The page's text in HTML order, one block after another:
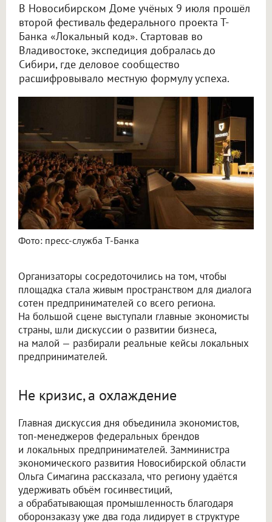
В Новосибирском Доме учёных 9 июля прошёл
второй фестиваль федерального проекта Т-
Банка «Локальный код». Стартовав во
Владивостоке, экспедиция добралась до
Сибири, где деловое сообщество
расшифровывало местную формулу успеха.
Фото: пресс-служба Т-Банка
Организаторы сосредоточились на том, чтобы
площадка стала живым пространством для диалога
сотен предпринимателей со всего региона.
На большой сцене выступали главные экономисты
страны, шли дискуссии о развитии бизнеса,
на малой — разбирали реальные кейсы локальных
предпринимателей.
Не кризис, а охлаждение
Главная дискуссия дня объединила экономистов,
топ-менеджеров федеральных брендов
и локальных предпринимателей. Замминистра
экономического развития Новосибирской области
Ольга Симагина рассказала, что региону удаётся
удерживать объём госинвестиций,
а обрабатывающая промышленность благодаря
оборонзаказу уже два года лидирует в структуре